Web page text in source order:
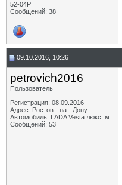
52-04P
Сообщений: 38
09.10.2016, 10:26
petrovich2016
Пользователь
Регистрация: 08.09.2016
Адрес: Ростов - на - Дону
Автомобиль: LADA Vesta люкс. мт.
Сообщений: 53